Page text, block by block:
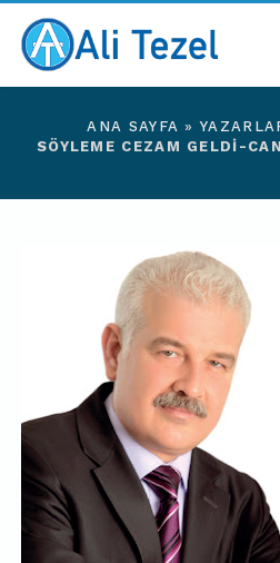
ANA SAYFA »
SÖYLEME CEZAM GELDI-